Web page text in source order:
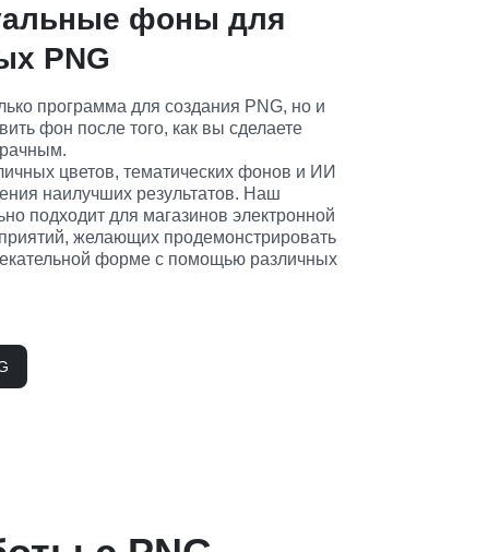
фоны для
PNG
программа для создания PNG, но и
фон после того, как вы сделаете
цветов, тематических фонов и ИИ
наилучших результатов. Наш
подходит для магазинов электронной
желающих продемонстрировать
форме с помощью различных